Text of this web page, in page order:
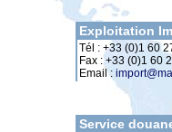
Exploitation
Tél : +33 (0)1 60
Fax : +33 (0)1 60
Email :
Service